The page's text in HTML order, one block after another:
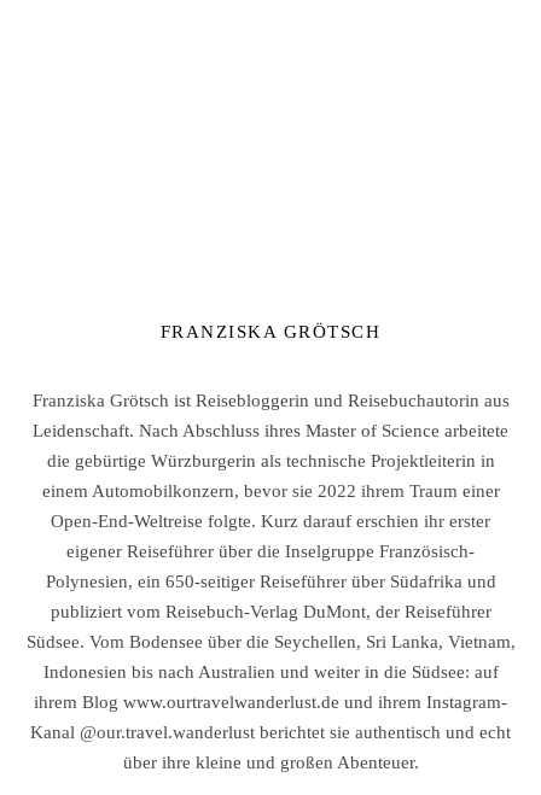
FRANZISKA GRÖTSCH
Franziska Grötsch ist Reisebloggerin und Reisebuchautorin aus
Leidenschaft. Nach Abschluss ihres Master of Science arbeitete
die gebürtige Würzburgerin als technische Projektleiterin in
einem Automobilkonzern, bevor sie 2022 ihrem Traum einer
Open-End-Weltreise folgte. Kurz darauf erschien ihr erster
eigener Reiseführer über die Inselgruppe Französisch-
Polynesien, ein 650-seitiger Reiseführer über Südafrika und
publiziert vom Reisebuch-Verlag DuMont, der Reiseführer
Südsee. Vom Bodensee über die Seychellen, Sri Lanka, Vietnam,
Indonesien bis nach Australien und weiter in die Südsee: auf
ihrem Blog www.ourtravelwanderlust.de und ihrem Instagram-
Kanal @our.travel.wanderlust berichtet sie authentisch und echt
über ihre kleine und großen Abenteuer.